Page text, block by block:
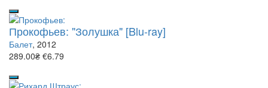
Прокофьев: "Золушка" [Blu-ray]
Балет, 2012
289.00₴ €6.79